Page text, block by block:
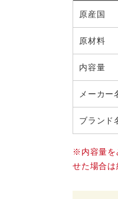
原産国
原材料
内容量
メーカー
ブランド
※内容量を
せた場合は